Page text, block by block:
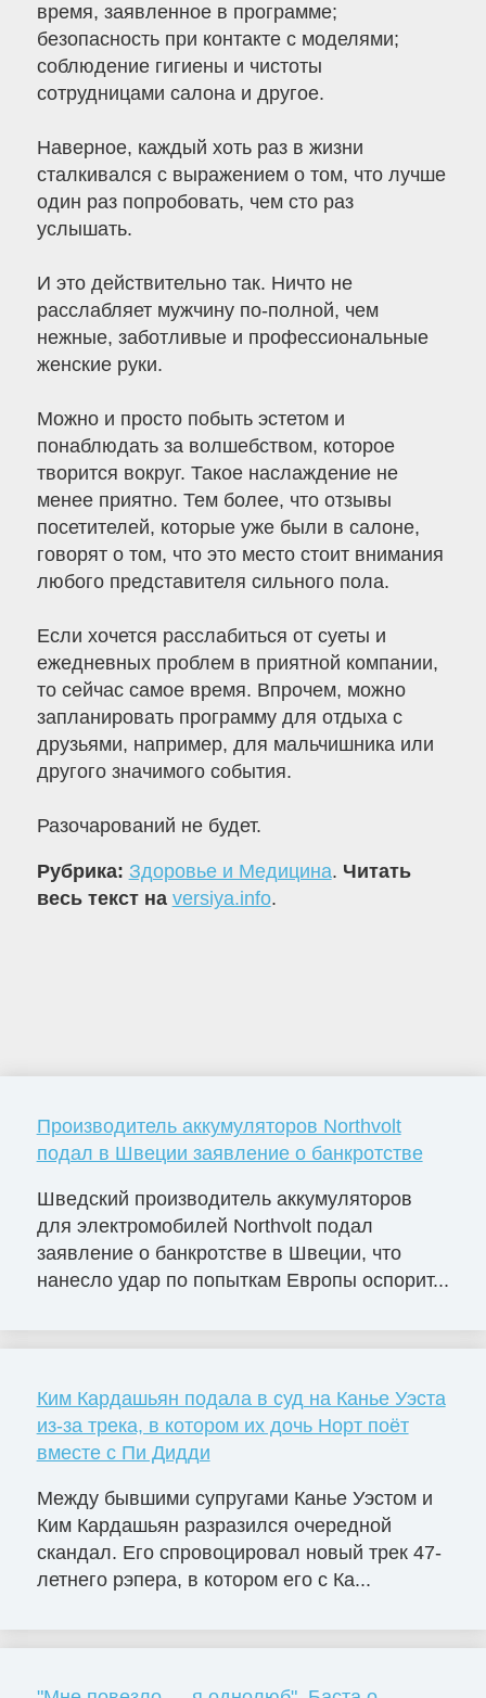
время, заявленное в программе;
безопасность при контакте с моделями;
соблюдение гигиены и чистоты
сотрудницами салона и другое.
Наверное, каждый хоть раз в жизни
сталкивался с выражением о том, что лучше
один раз попробовать, чем сто раз
услышать.
И это действительно так. Ничто не
расслабляет мужчину по-полной, чем
нежные, заботливые и профессиональные
женские руки.
Можно и просто побыть эстетом и
понаблюдать за волшебством, которое
творится вокруг. Такое наслаждение не
менее приятно. Тем более, что отзывы
посетителей, которые уже были в салоне,
говорят о том, что это место стоит внимания
любого представителя сильного пола.
Если хочется расслабиться от суеты и
ежедневных проблем в приятной компании,
то сейчас самое время. Впрочем, можно
запланировать программу для отдыха с
друзьями, например, для мальчишника или
другого значимого события.
Разочарований не будет.
Рубрика: Здоровье и Медицина. Читать
весь текст на versiya.info.
Производитель аккумуляторов Northvolt
подал в Швеции заявление о банкротстве
Шведский производитель аккумуляторов
для электромобилей Northvolt подал
заявление о банкротстве в Швеции, что
нанесло удар по попыткам Европы оспорит...
Ким Кардашьян подала в суд на Канье Уэста
из-за трека, в котором их дочь Норт поёт
вместе с Пи Дидди
Между бывшими супругами Канье Уэстом и
Ким Кардашьян разразился очередной
скандал. Его спровоцировал новый трек 47-
летнего рэпера, в котором его с Ка...